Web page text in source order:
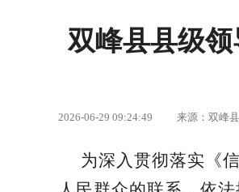
双峰县县级
2026-06-29 09:24:49 来源：双峰
为深入贯彻落实《